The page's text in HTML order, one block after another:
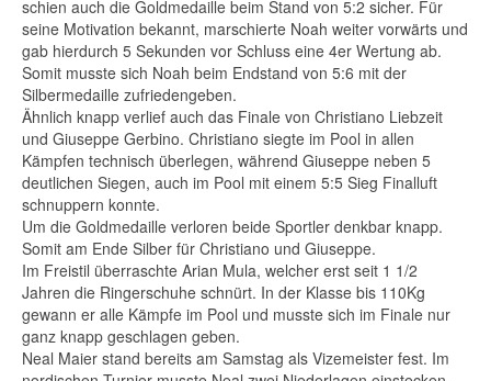
schien auch die Goldmedaille beim Stand von 5:2 sicher. Für
seine Motivation bekannt, marschierte Noah weiter vorwärts und
gab hierdurch 5 Sekunden vor Schluss eine 4er Wertung ab.
Somit musste sich Noah beim Endstand von 5:6 mit der
Silbermedaille zufriedengeben.
Ähnlich knapp verlief auch das Finale von Christiano Liebzeit
und Giuseppe Gerbino. Christiano siegte im Pool in allen
Kämpfen technisch überlegen, während Giuseppe neben 5
deutlichen Siegen, auch im Pool mit einem 5:5 Sieg Finalluft
schnuppern konnte.
Um die Goldmedaille verloren beide Sportler denkbar knapp.
Somit am Ende Silber für Christiano und Giuseppe.
Im Freistil überraschte Arian Mula, welcher erst seit 1 1/2
Jahren die Ringerschuhe schnürt. In der Klasse bis 110Kg
gewann er alle Kämpfe im Pool und musste sich im Finale nur
ganz knapp geschlagen geben.
Neal Maier stand bereits am Samstag als Vizemeister fest. Im